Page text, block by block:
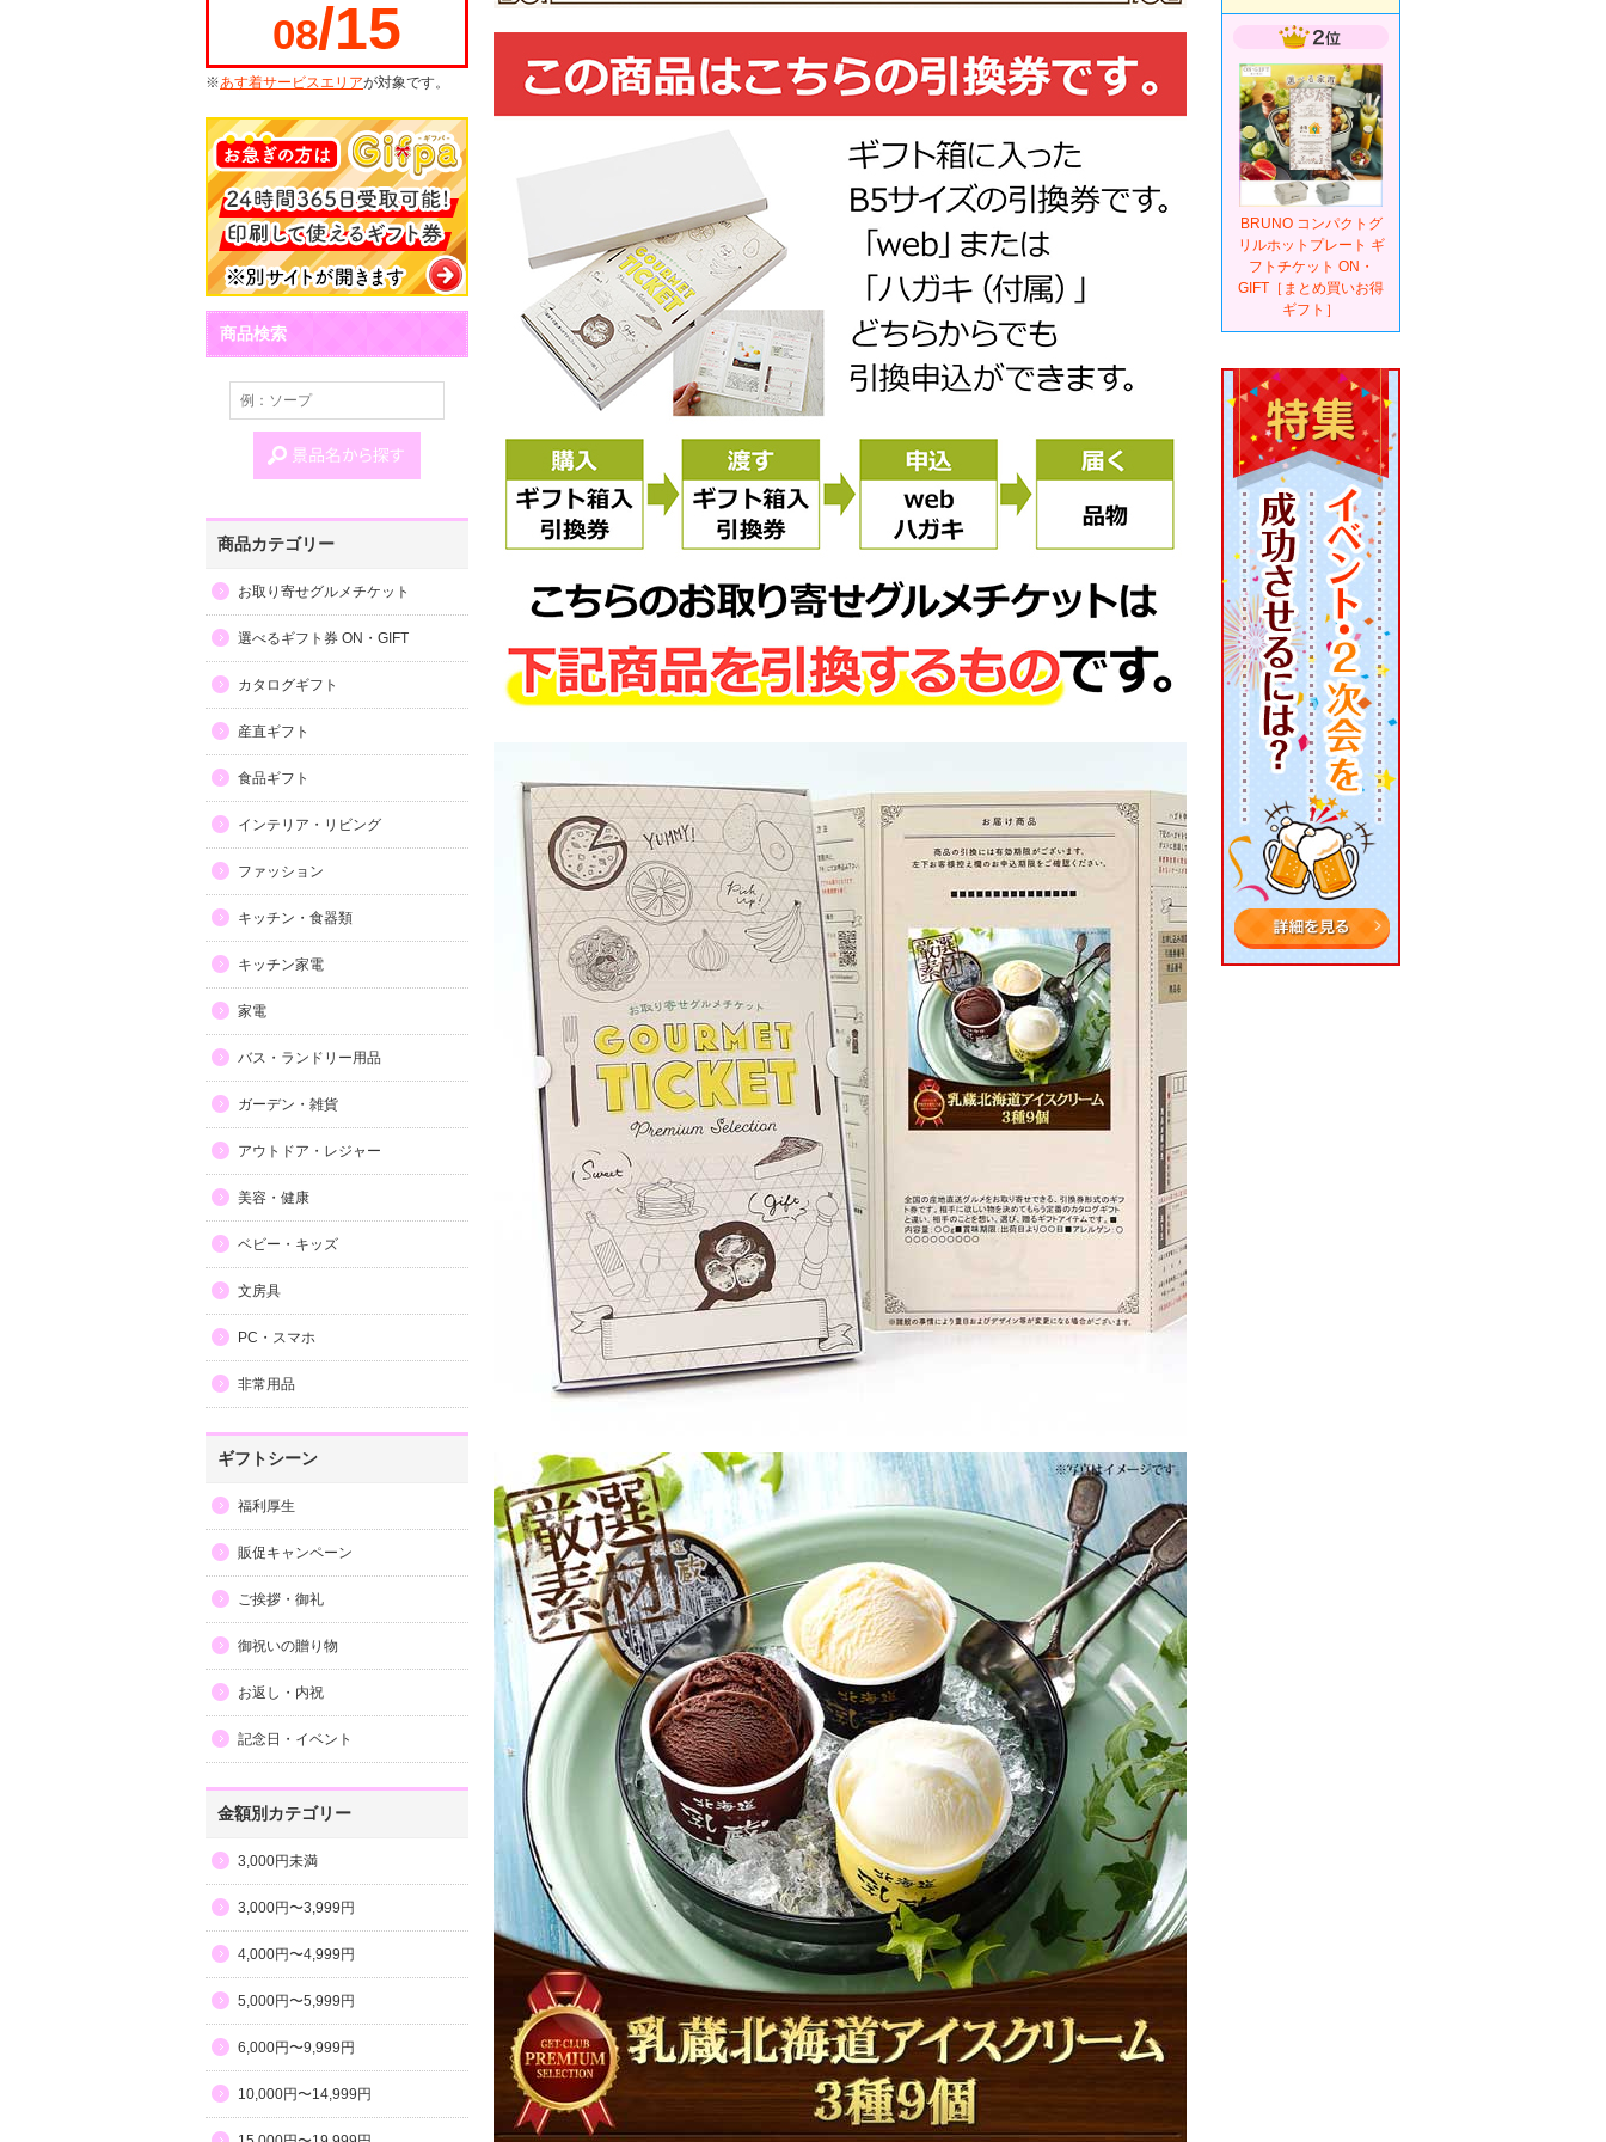
08/15
※あす着サービスエリアが対象です。
商品検索
商品カテゴリー
お取り寄せグルメチケット
選べるギフト券 ON・GIFT
カタログギフト
産直ギフト
食品ギフト
インテリア・リビング
ファッション
キッチン・食器類
キッチン家電
家電
バス・ランドリー用品
ガーデン・雑貨
アウトドア・レジャー
美容・健康
ベビー・キッズ
文房具
PC・スマホ
非常用品
ギフトシーン
福利厚生
販促キャンペーン
ご挨拶・御礼
御祝いの贈り物
お返し・内祝
記念日・イベント
金額別カテゴリー
3,000円未満
3,000円〜3,999円
4,000円〜4,999円
5,000円〜5,999円
6,000円〜9,999円
10,000円〜14,999円
BRUNO コンパクトグ
リルホットプレート ギ
フトチケット ON・
GIFT［まとめ買いお得
ギフト］